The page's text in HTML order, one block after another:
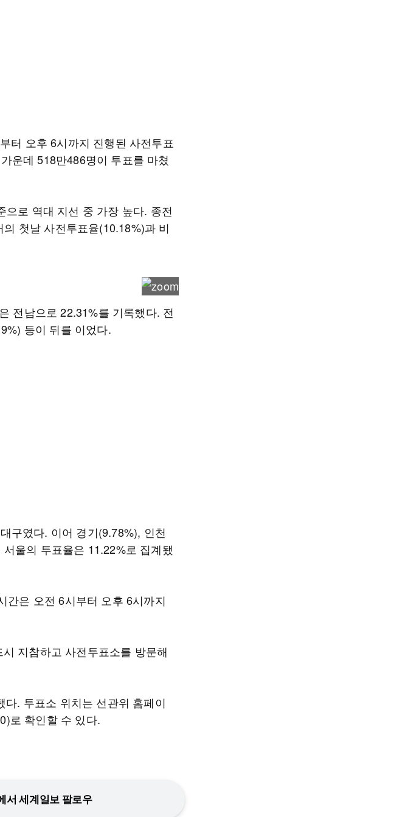
터 오후 6시까지 진행된 사전투표
운데 518만486명이 투표를 마쳤
로 역대 지선 중 가장 높다. 종전
첫날 사전투표율(10.18%)과 비
전남으로 22.31%를 기록했다. 전
등이 뒤를 이었다.
구였다. 이어 경기(9.78%), 인천
울의 투표율은 11.22%로 집계됐
간은 오전 6시부터 오후 6시까지
지참하고 사전투표소를 방문해
. 투표소 위치는 선관위 홈페이
로 확인할 수 있다.
서 세계일보 팔로우